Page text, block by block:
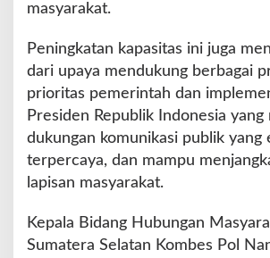
masyarakat.
Peningkatan kapasitas ini juga
dari upaya mendukung berbagai
prioritas pemerintah dan
Presiden Republik Indonesia
dukungan komunikasi publik yang
terpercaya, dan mampu
lapisan masyarakat.
Kepala Bidang Hubungan
Sumatera Selatan Kombes Pol